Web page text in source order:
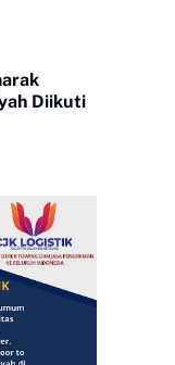
Diikuti